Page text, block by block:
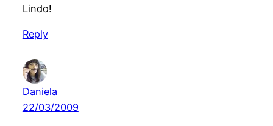
Lindo!
Reply
Daniela
22/03/2009